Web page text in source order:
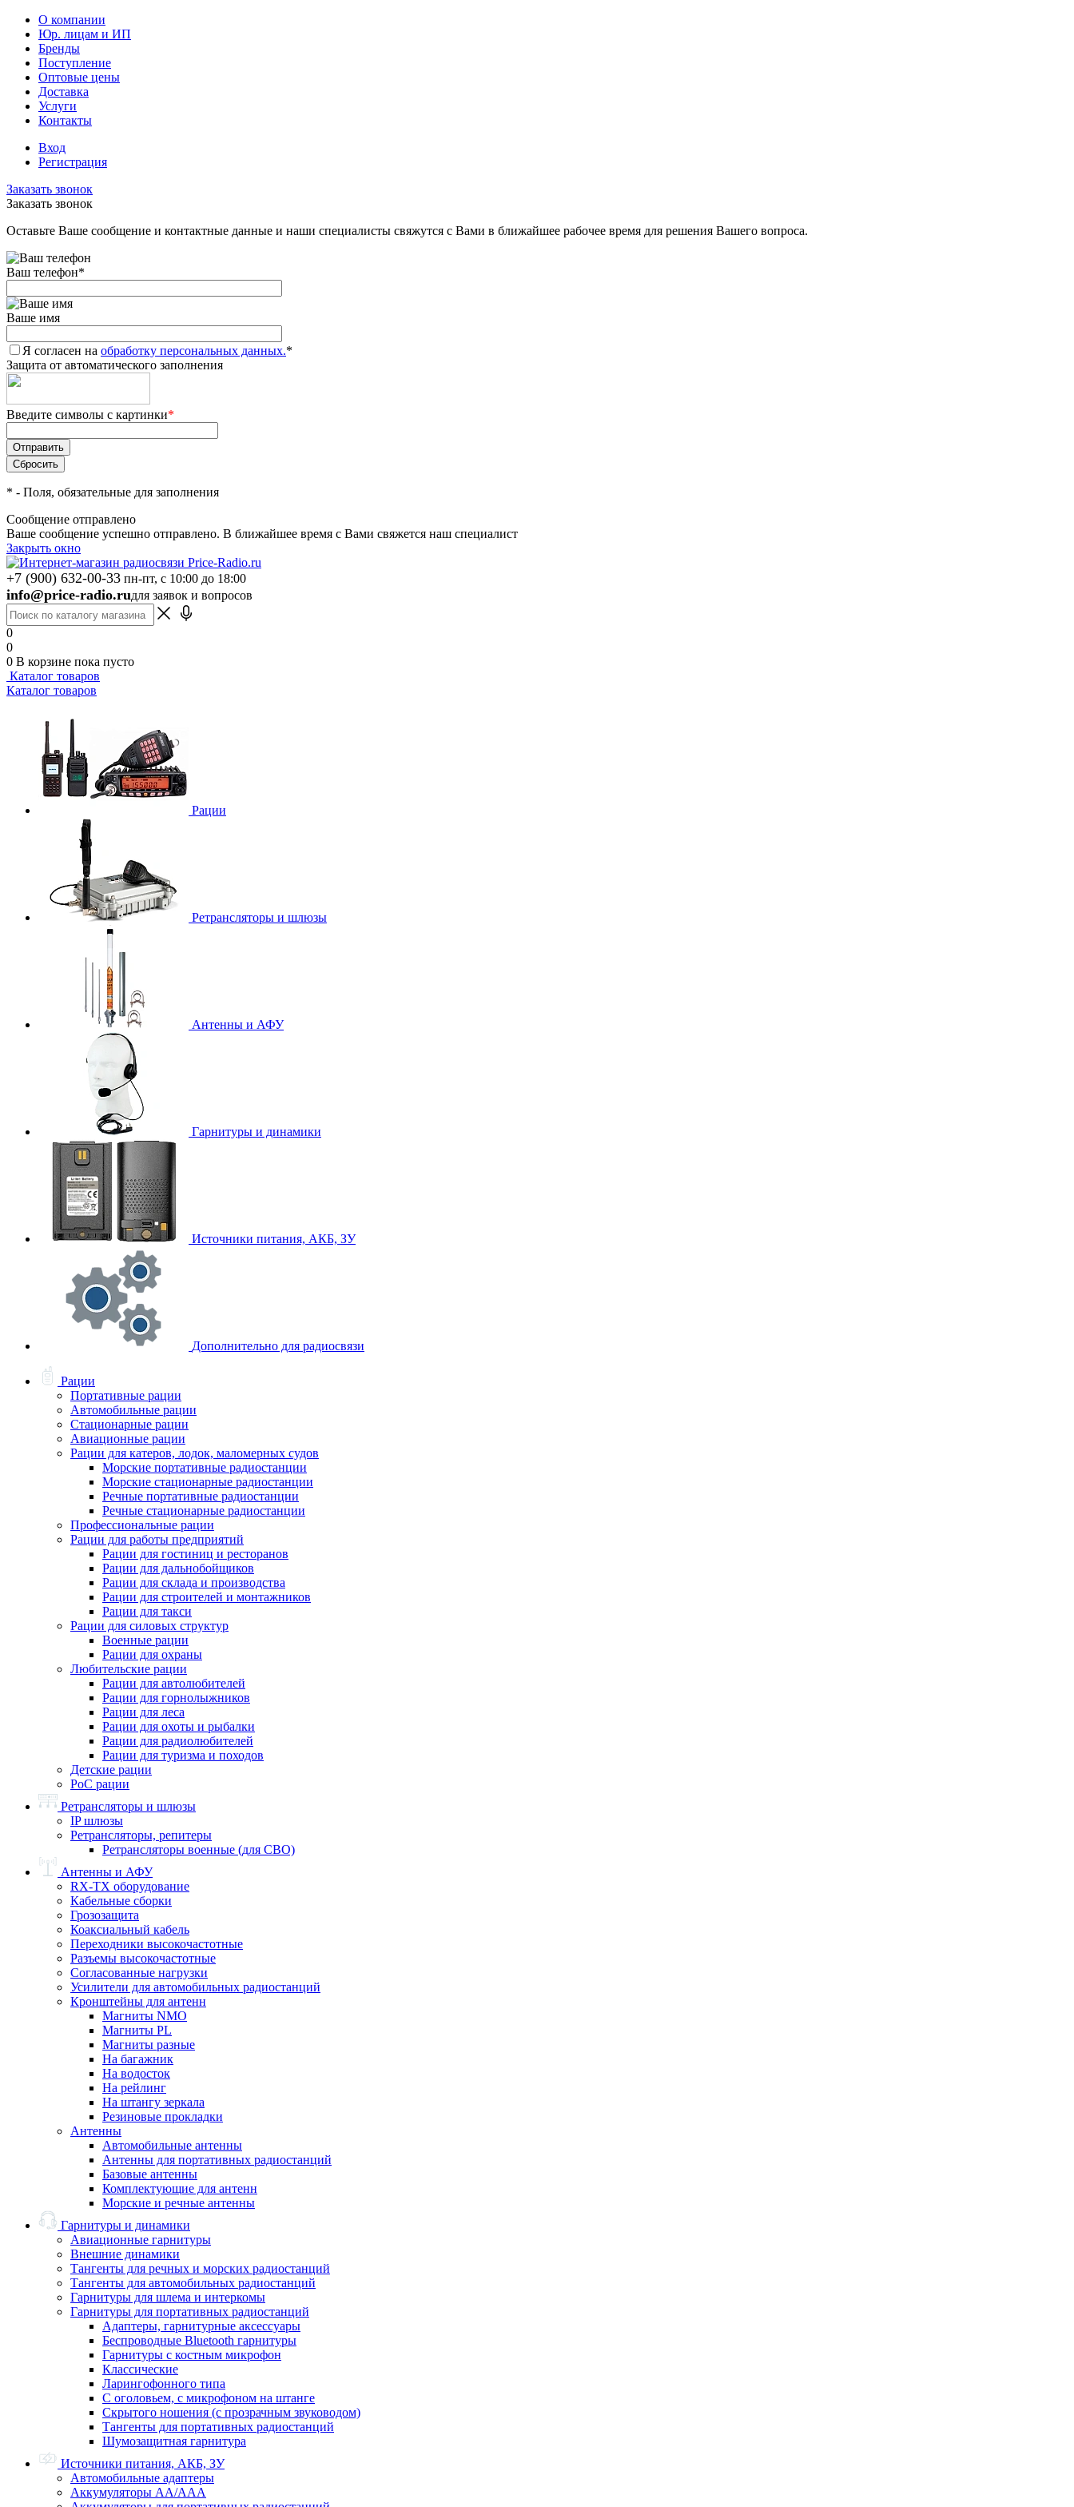
О компании
Юр. лицам и ИП
Бренды
Поступление
Оптовые цены
Доставка
Услуги
Контакты
Вход
Регистрация
Заказать звонок
Заказать звонок
Оставьте Ваше сообщение и контактные данные и наши специалисты свяжутся с Вами в ближайшее рабочее время для решения Вашего вопроса.
Ваш телефон*
Ваше имя
Я согласен на обработку персональных данных.*
Защита от автоматического заполнения
Введите символы с картинки*
* - Поля, обязательные для заполнения
Сообщение отправлено
Ваше сообщение успешно отправлено. В ближайшее время с Вами свяжется наш специалист
Закрыть окно
+7 (900) 632-00-33 пн-пт, с 10:00 до 18:00
info@price-radio.ruдля заявок и вопросов
0
0
0 В корзине пока пусто
Каталог товаров
Каталог товаров
Рации
Ретрансляторы и шлюзы
Антенны и АФУ
Гарнитуры и динамики
Источники питания, АКБ, ЗУ
Дополнительно для радиосвязи
Рации
Портативные рации
Автомобильные рации
Стационарные рации
Авиационные рации
Рации для катеров, лодок, маломерных судов
Морские портативные радиостанции
Морские стационарные радиостанции
Речные портативные радиостанции
Речные стационарные радиостанции
Профессиональные рации
Рации для работы предприятий
Рации для гостиниц и ресторанов
Рации для дальнобойщиков
Рации для склада и производства
Рации для строителей и монтажников
Рации для такси
Рации для силовых структур
Военные рации
Рации для охраны
Любительские рации
Рации для автолюбителей
Рации для горнолыжников
Рации для леса
Рации для охоты и рыбалки
Рации для радиолюбителей
Рации для туризма и походов
Детские рации
PoC рации
Ретрансляторы и шлюзы
IP шлюзы
Ретрансляторы, репитеры
Ретрансляторы военные (для СВО)
Антенны и АФУ
RX-TX оборудование
Кабельные сборки
Грозозащита
Коаксиальный кабель
Переходники высокочастотные
Разъемы высокочастотные
Согласованные нагрузки
Усилители для автомобильных радиостанций
Кронштейны для антенн
Магниты NMO
Магниты PL
Магниты разные
На багажник
На водосток
На рейлинг
На штангу зеркала
Резиновые прокладки
Антенны
Автомобильные антенны
Антенны для портативных радиостанций
Базовые антенны
Комплектующие для антенн
Морские и речные антенны
Гарнитуры и динамики
Авиационные гарнитуры
Внешние динамики
Тангенты для речных и морских радиостанций
Тангенты для автомобильных радиостанций
Гарнитуры для шлема и интеркомы
Гарнитуры для портативных радиостанций
Адаптеры, гарнитурные аксессуары
Беспроводные Bluetooth гарнитуры
Гарнитуры с костным микрофон
Классические
Ларингофонного типа
С оголовьем, с микрофоном на штанге
Скрытого ношения (с прозрачным звуководом)
Тангенты для портативных радиостанций
Шумозащитная гарнитура
Источники питания, АКБ, ЗУ
Автомобильные адаптеры
Аккумуляторы АА/ААА